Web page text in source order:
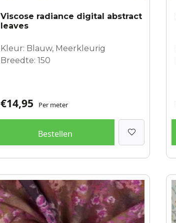
Viscose radiance digital abstract
leaves
Kleur: Blauw, Meerkleurig
Breedte: 150
€14,95 Per meter
Bestellen